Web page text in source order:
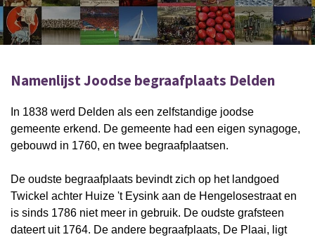
Namenlijst Joodse begraafplaats Delden
In 1838 werd Delden als een zelfstandige joodse
gemeente erkend. De gemeente had een eigen synagoge,
gebouwd in 1760, en twee begraafplaatsen.
De oudste begraafplaats bevindt zich op het landgoed
Twickel achter Huize 't Eysink aan de Hengelosestraat en
is sinds 1786 niet meer in gebruik. De oudste grafsteen
dateert uit 1764. De andere begraafplaats, De Plaai, ligt